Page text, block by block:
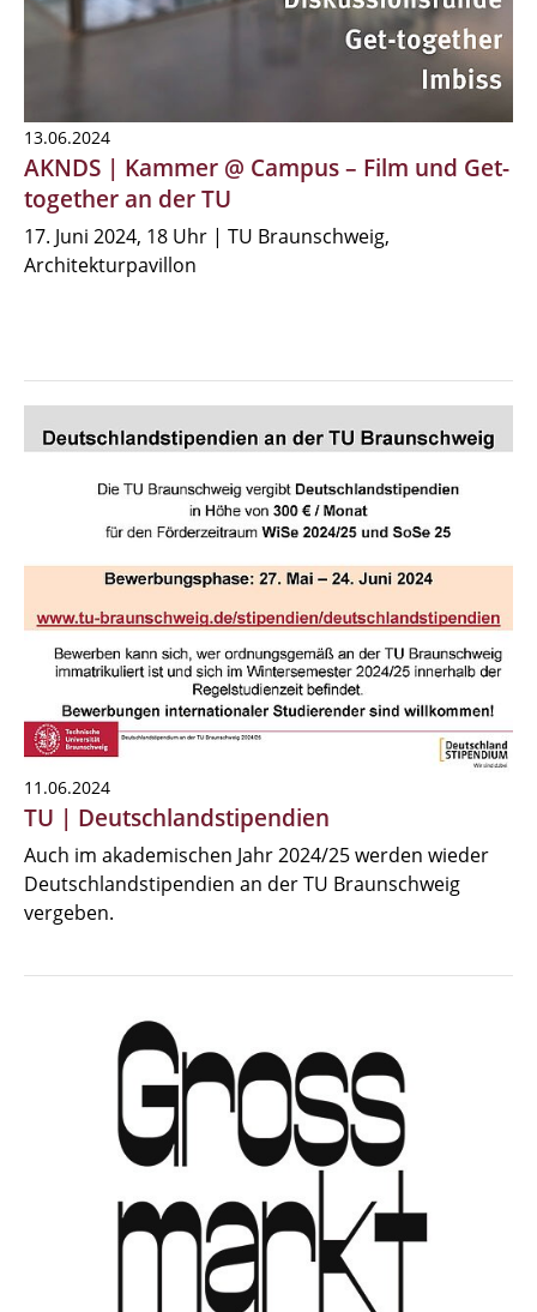
13.06.2024
AKNDS | Kammer @ Campus – Film und Get-
together an der TU
17. Juni 2024, 18 Uhr | TU Braunschweig,
Architekturpavillon
11.06.2024
TU | Deutschlandstipendien
Auch im akademischen Jahr 2024/25 werden wieder
Deutschlandstipendien an der TU Braunschweig
vergeben.